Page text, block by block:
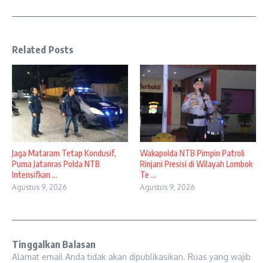
Related Posts
Jaga Mataram Tetap Kondusif,
Puma Jatanras Polda NTB
Intensifkan ...
Agustus 9, 2026
Wakapolda NTB Pimpin Patroli
Rinjani Presisi di Wilayah Lombok
Te ...
Agustus 9, 2026
Tinggalkan Balasan
Alamat email Anda tidak akan dipublikasikan. Ruas yang wajib